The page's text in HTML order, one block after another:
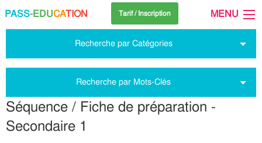
PASS-EDUCATION Tarif / Inscription MENU
Recherche par Catégories
Recherche par Mots-Clés
Séquence / Fiche de préparation -
Secondaire 1